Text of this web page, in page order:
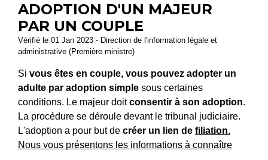
ADOPTION D'UN MAJEUR
PAR UN COUPLE
Vérifié le 01 Jan 2023 - Direction de l'information légale et
administrative (Première ministre)
Si vous êtes en couple, vous pouvez adopter un
adulte par adoption simple sous certaines
conditions. Le majeur doitconsentir à son adoption.
La procédure se déroule devant le tribunal judiciaire.
L'adoption a pour but de créer un lien de filiation.
Nous vous présentons les informations à connaître